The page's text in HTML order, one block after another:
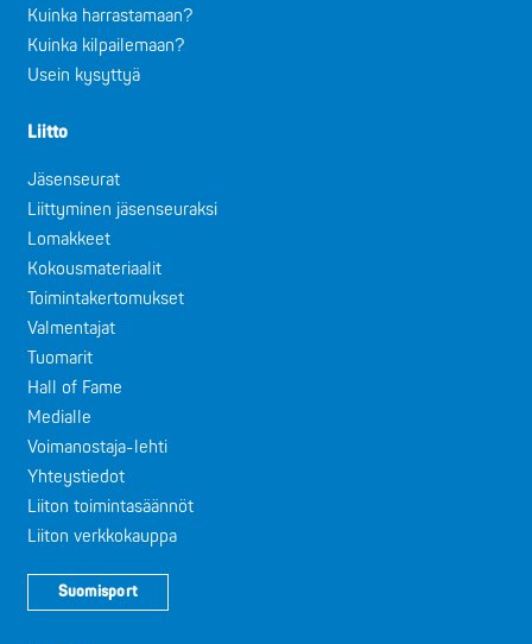
Kuinka harrastamaan?
Kuinka kilpailemaan?
Usein kysyttyä
Liitto
Jäsenseurat
Liittyminen jäsenseuraksi
Lomakkeet
Kokousmateriaalit
Toimintakertomukset
Valmentajat
Tuomarit
Hall of Fame
Medialle
Voimanostaja-lehti
Yhteystiedot
Liiton toimintasäännöt
Liiton verkkokauppa
Suomisport